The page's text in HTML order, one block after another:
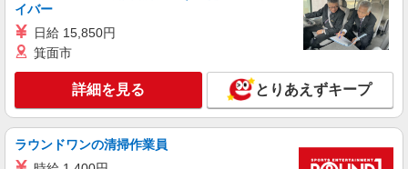
詳細を見る
パート
生鮮市場TOPトナリエ久里浜店
スーパーマーケットでの鮮魚スタッフ
＜パート＞ 時給1300円〜／16時以降時給1400
円〜 ★土曜・日曜・祝日は時給100円ＵＰ！
神奈川県横須賀市神明町58-7（予定）
イバー
日給 15,850円
箕面市
詳細を見る とりあえずキープ
ラウンドワンの清掃作業員